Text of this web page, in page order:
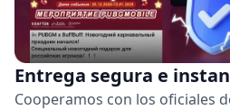
Entrega segura e
Cooperamos con los oficiales